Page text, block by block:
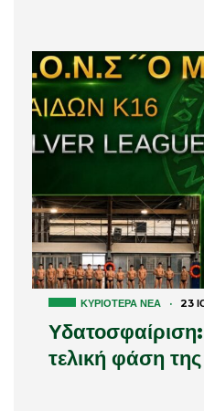
ΚΥΡΙΌΤΕΡΑ ΝΈΑ · 23
τελική φάση